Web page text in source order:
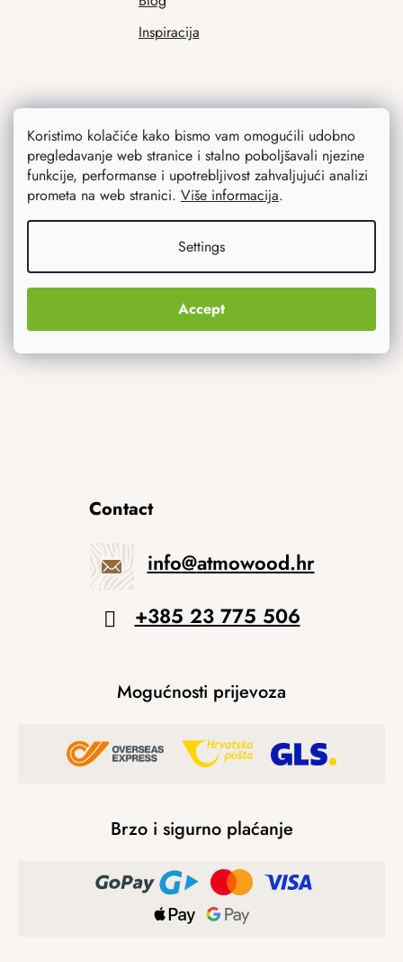
Koristimo kolačiće kako bismo vam omogućili udobno
pregledavanje web stranice i stalno poboljšavali njezine
funkcije, performanse i upotrebljivost zahvaljujući analizi
prometa na web stranici. Više informacija.
Settings
Accept
Inspiracija
Ono što vas najviše zanima
Originalni pokloni
Contact
info@atmowood.hr
+385 23 775 506
Mogućnosti prijevoza
Brzo i sigurno plaćanje